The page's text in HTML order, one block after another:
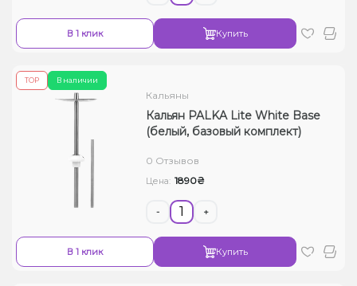
В 1 клик Купить
В наличии
ТОР
Кальяны
Кальян PALKA Lite White Base
(белый, базовый комплект)
0 Отзывов
Цена: 1890₴
- +
В 1 клик Купить